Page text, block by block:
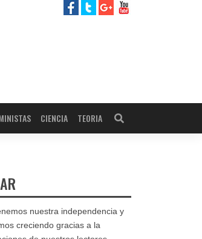
CIENCIA TEORIA
nuestra independencia y
creciendo gracias a la